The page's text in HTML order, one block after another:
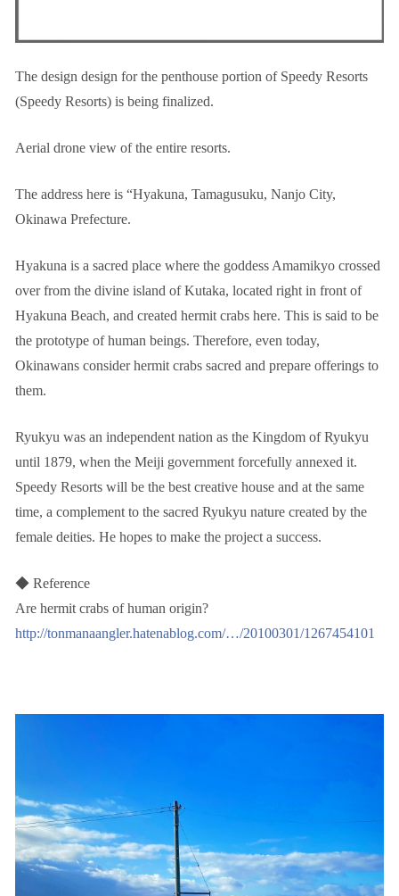
The design design for the penthouse portion of Speedy Resorts
(Speedy Resorts) is being finalized.
Aerial drone view of the entire resorts.
The address here is “Hyakuna, Tamagusuku, Nanjo City,
Okinawa Prefecture.
Hyakuna is a sacred place where the goddess Amamikyo crossed
over from the divine island of Kutaka, located right in front of
Hyakuna Beach, and created hermit crabs here. This is said to be
the prototype of human beings. Therefore, even today,
Okinawans consider hermit crabs sacred and prepare offerings to
them.
Ryukyu was an independent nation as the Kingdom of Ryukyu
until 1879, when the Meiji government forcefully annexed it.
Speedy Resorts will be the best creative house and at the same
time, a complement to the sacred Ryukyu nature created by the
female deities. He hopes to make the project a success.
◆ Reference
Are hermit crabs of human origin?
http://tonmanaangler.hatenablog.com/…/20100301/1267454101